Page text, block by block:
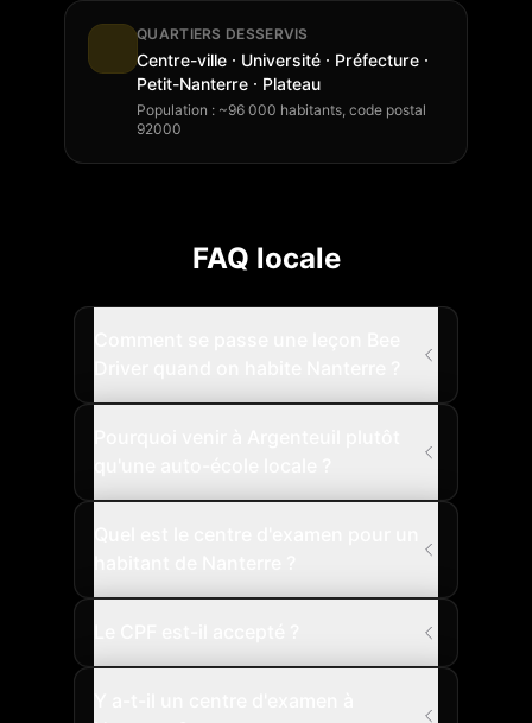
QUARTIERS DESSERVIS
Centre-ville · Université · Préfecture ·
Petit-Nanterre · Plateau
Population : ~96 000 habitants, code postal
92000
FAQ locale